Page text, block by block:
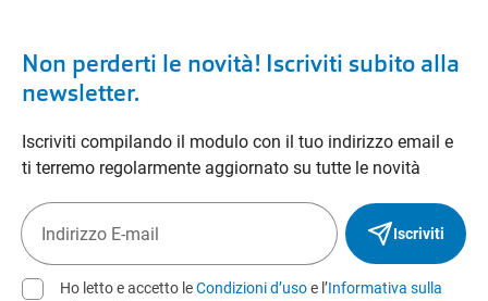
Non perderti le novità! Iscriviti subito alla
newsletter.
Iscriviti compilando il modulo con il tuo indirizzo email e
ti terremo regolarmente aggiornato su tutte le novità
Iscriviti
Ho letto e accetto leCondizioni d’usoe l’Informativa sulla